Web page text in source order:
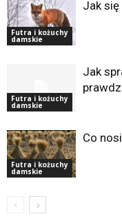
Futra i kożuchy
damskie
Jak
Futra i kożuchy
damskie
Jak
Futra i kożuchy
damskie
Co